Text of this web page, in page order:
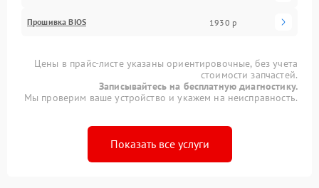
Прошивка BIOS 1930 р
Цены в прайс-листе указаны ориентировочные, без учета
стоимости запчастей.
Записывайтесь на бесплатную диагностику.
Мы проверим ваше устройство и укажем на неисправность.
Показать все услуги